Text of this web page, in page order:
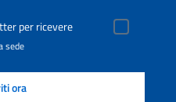
per ricevere
sede